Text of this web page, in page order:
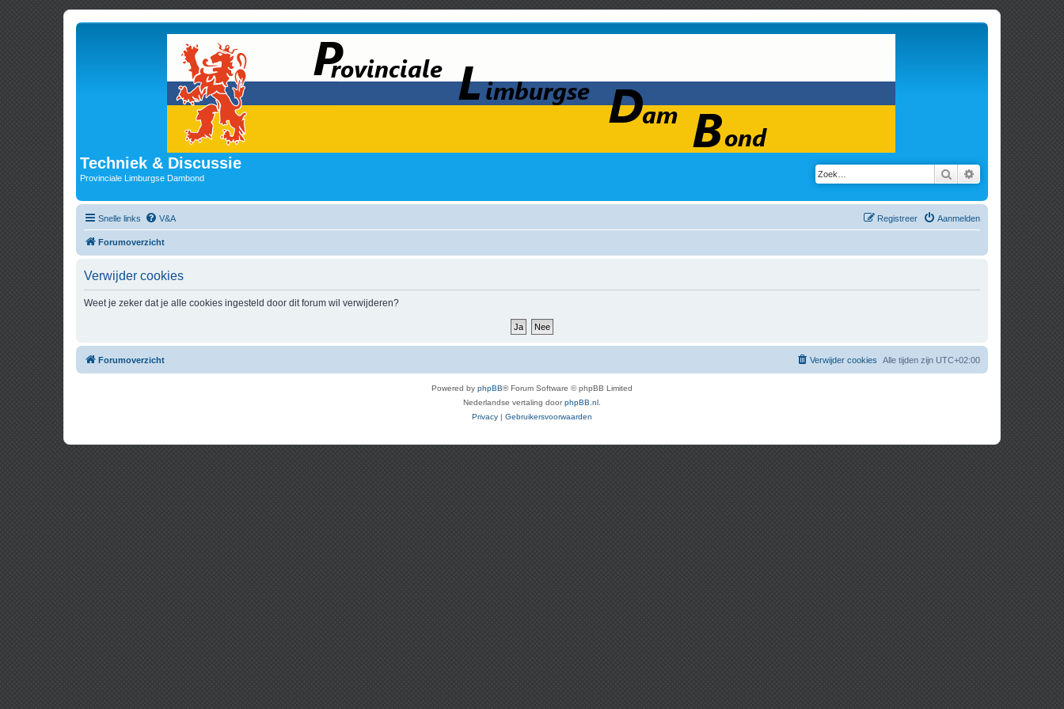
Techniek & Discussie
Provinciale Limburgse Dambond Zoek Uitgebreid zoeken
Snelle links V&A Aanmelden
Registreer
Forumoverzicht
Verwijder cookies
Weet je zeker dat je alle cookies ingesteld door dit forum wil verwijderen?
Forumoverzicht Alle tijden zijn UTC+02:00
Verwijder cookies
Powered by phpBB® Forum Software © phpBB Limited
Nederlandse vertaling doorphpBB.nl
Privacy | Gebruikersvoorwaarden